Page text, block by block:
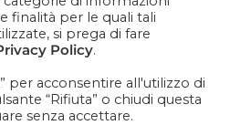
finalità per le quali tali
si prega di fare
Policy.
per acconsentire all'utilizzo di
“Rifiuta” o chiudi questa
senza accettare.